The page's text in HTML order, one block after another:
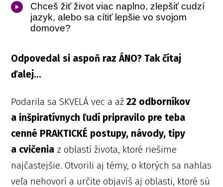
Chceš žiť život viac naplno, zlepšiť cudzí
jazyk, alebo sa cítiť lepšie vo svojom
domove?
Odpovedal si aspoň raz ÁNO? Tak čítaj
ďalej...
Podarila sa SKVELÁ vec a až22 odborníkov
a inšpiratívnych ľudí pripravilo pre teba
cenné PRAKTICKÉ postupy, návody, tipy
a cvičenia z oblastí života, ktoré riešime
najčastejšie. Otvorili aj témy, o ktorých sa nahlas
veľa nehovorí a určite objavíš aj oblasti, ktoré sú